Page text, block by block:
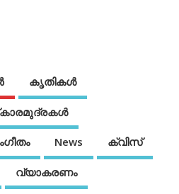
കൃതികൾ
News ക്വിസ്
വ്യാകരണം